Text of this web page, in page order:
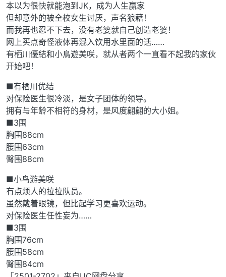
本以为很快就能泡到JK，成为人生赢家
但却意外的被全校女生讨厌，声名狼藉！
而我再也忍不下去，没有老婆就自己创造老婆！
网上买点奇怪液体再混入饮用水里面的话……
有栖川優結和小鳥遊美咲，就从者两个一直看不起我的家伙
开始吧！
■有栖川优结
对保险医生很冷淡，是女子团体的领导。
拥有与年龄不相符的身材，是风度翩翩的大小姐。
■3围
胸围88cm
腰围63cm
臀围88cm
■小鸟游美咲
有点烦人的拉拉队员。
虽然戴着眼镜，但比起学习更喜欢运动。
对保险医生任性妄为……
■3围
胸围76cm
腰围58cm
臀围84cm